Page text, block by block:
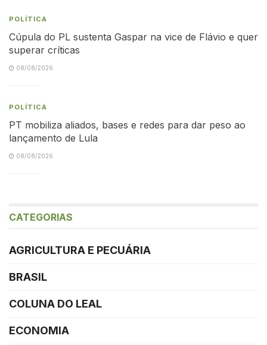
POLÍTICA
Cúpula do PL sustenta Gaspar na vice de Flávio e quer
superar críticas
08/08/2026
POLÍTICA
PT mobiliza aliados, bases e redes para dar peso ao
lançamento de Lula
08/08/2026
CATEGORIAS
AGRICULTURA E PECUÁRIA
BRASIL
COLUNA DO LEAL
ECONOMIA